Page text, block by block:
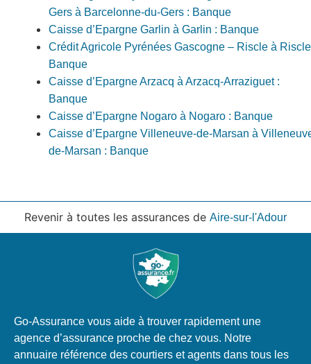
Gers à Barcelonne-du-Gers : Banque
Caisse d’Epargne Garlin à Garlin : Banque
Crédit Agricole Pyrénées Gascogne – Riscle à
Banque
Caisse d’Epargne Arzacq à Arzacq-Arraziguet :
Banque
Caisse d’Epargne Nogaro à Nogaro : Banque
Caisse d’Epargne Villeneuve-de-Marsan à
de-Marsan : Banque
Revenir à toutes les assurances de Aire-sur-l'Adour
Go-Assurance vous aide à trouver rapidement une
agence d’assurance proche de chez vous. Notre
annuaire référence des courtiers et agents dans tous les